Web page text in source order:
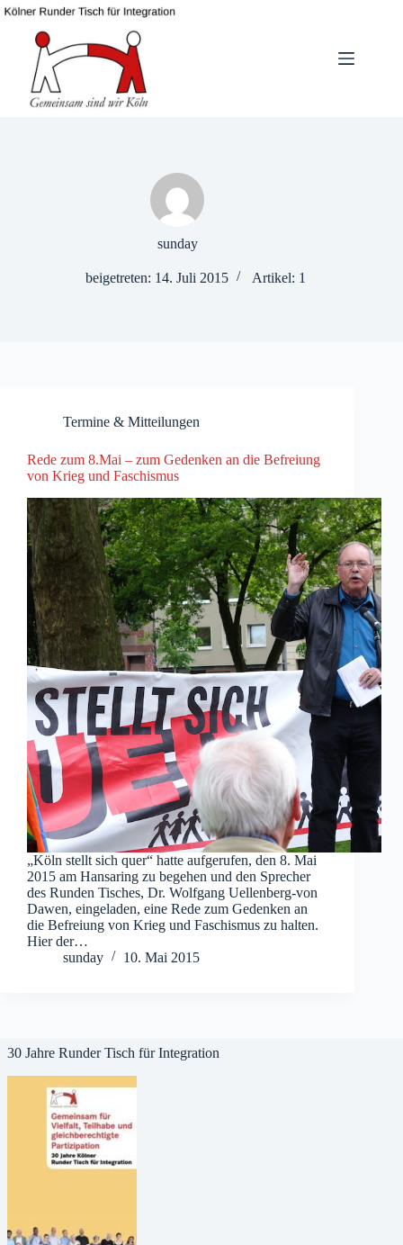
Zum
springen
sunday
beigetreten: 14. Juli 2015 Artikel: 1
Termine & Mitteilungen
Rede zum 8.Mai – zum Gedenken an die Befreiung
von Krieg und Faschismus
„Köln stellt sich quer“ hatte aufgerufen, den 8. Mai
2015 am Hansaring zu begehen und den Sprecher
des Runden Tisches, Dr. Wolfgang Uellenberg-von
Dawen, eingeladen, eine Rede zum Gedenken an
die Befreiung von Krieg und Faschismus zu halten.
Hier der…
sunday
10. Mai 2015
30 Jahre Runder Tisch für Integration